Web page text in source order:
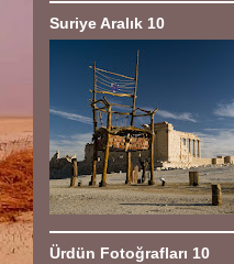
Suriye Aralık 10
Ürdün Fotoğrafları 10